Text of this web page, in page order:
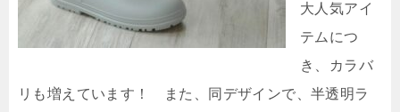
大人気アイ
テムにつ
き、カラバ
リも増えています！ また、同デザインで、半透明ラ